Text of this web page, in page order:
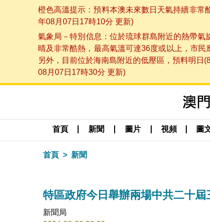
橙色高溫提示：預料本澳未來數日天氣持續非
年08月07日17時10分 更新)
氣象局－特別信息：位於琉球群島附近的熱帶
晴及非常酷熱，最高氣溫可達36度或以上，市
另外，目前位於海南島附近的低壓區，預料明日
08月07日17時30分 更新)
首頁 新聞 圖片 視頻 圖
首頁 新聞
特區政府今日舉辦兩場中共二十
新聞局